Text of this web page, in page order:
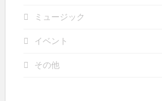
ミュージック
イベント
その他